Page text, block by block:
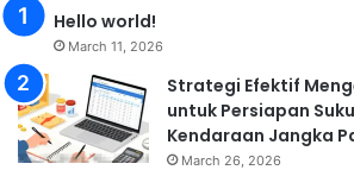
Hello world!
March 11, 2026
Strategi Efektif
untuk Persiapan
Kendaraan Jangka
March 26, 2026